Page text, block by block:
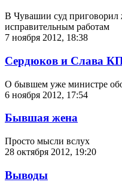
В Чувашии суд приговорил
исправительным работам
7 ноября 2012, 18:38
Сердюков и Слава
О бывшем уже министре
6 ноября 2012, 17:54
Бывшая жена
Просто мысли вслух
28 октября 2012, 19:20
Выводы